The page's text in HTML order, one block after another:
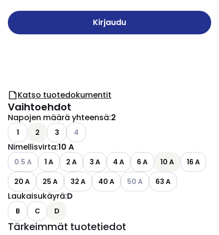
Kirjaudu
Katso tuotedokumentit
Vaihtoehdot
Napojen määrä yhteensä:2
1 2 3 Katso käytettävissä olevat vaihtoehdot
4
Nimellisvirta:10 A
Katso käytettävissä olevat vaihtoehdot
0.5 A 1 A 2 A 3 A 4 A 6 A 10 A
16 A
20 A
25 A 32 A 40 A Katso käytettävissä olevat
50 A 63 A
Laukaisukäyrä:D
B C D
Tärkeimmät tuotetiedot